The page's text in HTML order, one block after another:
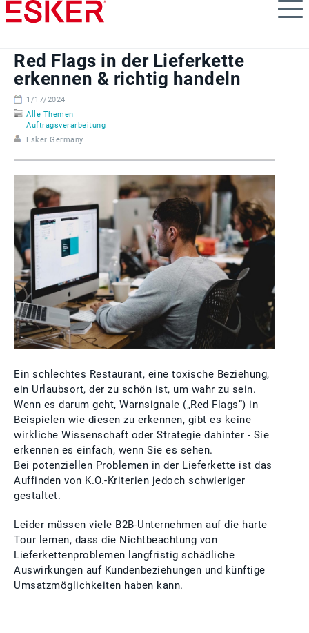
Skip
to
content
Red Flags in der Lieferkette
erkennen & richtig handeln
1/17/2024
Alle Themen
Auftragsverarbeitung
Esker Germany
Ein schlechtes Restaurant, eine toxische Beziehung,
ein Urlaubsort, der zu schön ist, um wahr zu sein.
Wenn es darum geht, Warnsignale („Red Flags“) in
Beispielen wie diesen zu erkennen, gibt es keine
wirkliche Wissenschaft oder Strategie dahinter - Sie
erkennen es einfach, wenn Sie es sehen.
Bei potenziellen Problemen in der Lieferkette ist das
Auffinden von K.O.-Kriterien jedoch schwieriger
gestaltet.
Leider müssen viele B2B-Unternehmen auf die harte
Tour lernen, dass die Nichtbeachtung von
Lieferkettenproblemen langfristig schädliche
Auswirkungen auf Kundenbeziehungen und künftige
Umsatzmöglichkeiten haben kann.